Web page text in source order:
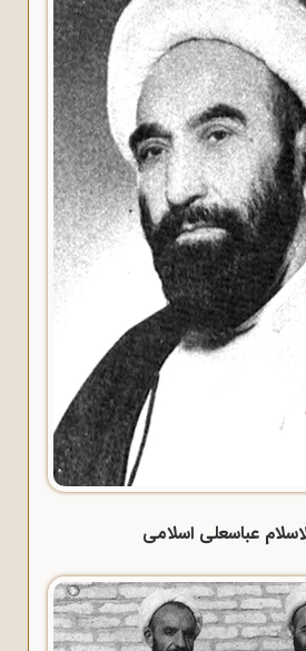
عباسعلی اسلامی